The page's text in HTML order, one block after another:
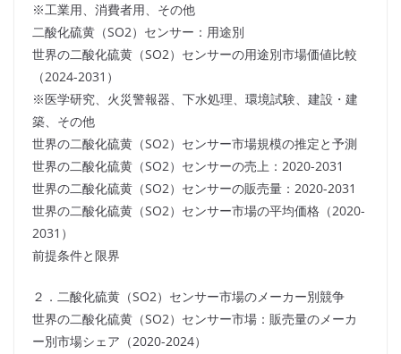
※工業用、消費者用、その他
二酸化硫黄（SO2）センサー：用途別
世界の二酸化硫黄（SO2）センサーの用途別市場価値比較
（2024-2031）
※医学研究、火災警報器、下水処理、環境試験、建設・建
築、その他
世界の二酸化硫黄（SO2）センサー市場規模の推定と予測
世界の二酸化硫黄（SO2）センサーの売上：2020-2031
世界の二酸化硫黄（SO2）センサーの販売量：2020-2031
世界の二酸化硫黄（SO2）センサー市場の平均価格（2020-
2031）
前提条件と限界
２．二酸化硫黄（SO2）センサー市場のメーカー別競争
世界の二酸化硫黄（SO2）センサー市場：販売量のメーカ
ー別市場シェア（2020-2024）